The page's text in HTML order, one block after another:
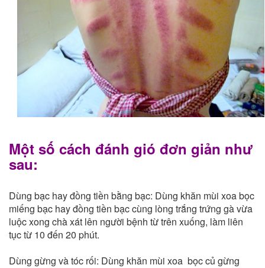
Một số cách đánh gió đơn giản như
sau:
Dùng bạc hay đồng tiền bằng bạc: Dùng khăn mùi xoa bọc
miếng bạc hay đồng tiền bạc cùng lòng trắng trứng gà vừa
luộc xong chà xát lên người bệnh từ trên xuống, làm liên
tục từ 10 đến 20 phút.
Dùng gừng và tóc rối: Dùng khăn mùi xoa bọc củ gừng